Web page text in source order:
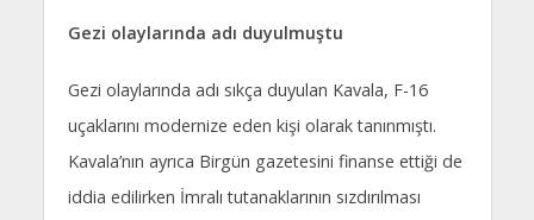
Gezi olaylarında adı duyulmuştu
Gezi olaylarında adı sıkça duyulan Kavala, F-16
uçaklarını modernize eden kişi olarak tanınmıştı.
Kavala’nın ayrıca Birgün gazetesini finanse ettiği de
iddia edilirken İmralı tutanaklarının sızdırılması